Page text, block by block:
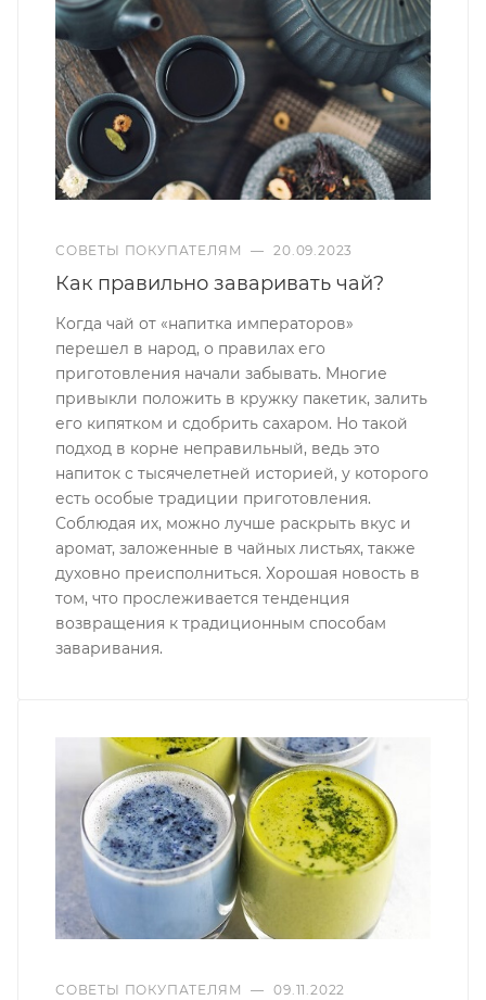
СОВЕТЫ ПОКУПАТЕЛЯМ — 20.09.2023
Как правильно заваривать чай?
Когда чай от «напитка императоров»
перешел в народ, о правилах его
приготовления начали забывать. Многие
привыкли положить в кружку пакетик, залить
его кипятком и сдобрить сахаром. Но такой
подход в корне неправильный, ведь это
напиток с тысячелетней историей, у которого
есть особые традиции приготовления.
Соблюдая их, можно лучше раскрыть вкус и
аромат, заложенные в чайных листьях, также
духовно преисполниться. Хорошая новость в
том, что прослеживается тенденция
возвращения к традиционным способам
заваривания.
СОВЕТЫ ПОКУПАТЕЛЯМ — 09.11.2022